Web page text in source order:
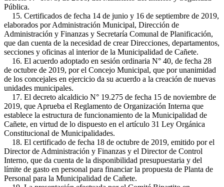
Pública.
15. Certificados de fecha 14 de junio y 16 de septiembre de 2019,
elaborados por Administración Municipal, Dirección de
Administración y Finanzas y Secretaría Comunal de Planificación,
que dan cuenta de la necesidad de crear Direcciones, departamentos,
secciones y oficinas al interior de la Municipalidad de Cañete.
16. El acuerdo adoptado en sesión ordinaria N° 40, de fecha 28
de octubre de 2019, por el Concejo Municipal, que por unanimidad
de los concejales en ejercicio da su acuerdo a la creación de nuevas
unidades municipales.
17. El decreto alcaldicio N° 19.275 de fecha 15 de noviembre de
2019, que Aprueba el Reglamento de Organización Interna que
establece la estructura de funcionamiento de la Municipalidad de
Cañete, en virtud de lo dispuesto en el artículo 31 Ley Orgánica
Constitucional de Municipalidades.
18. El certificado de fecha 18 de octubre de 2019, emitido por el
Director de Administración y Finanzas y el Director de Control
Interno, que da cuenta de la disponibilidad presupuestaria y del
límite de gasto en personal para financiar la propuesta de Planta de
Personal para la Municipalidad de Cañete.